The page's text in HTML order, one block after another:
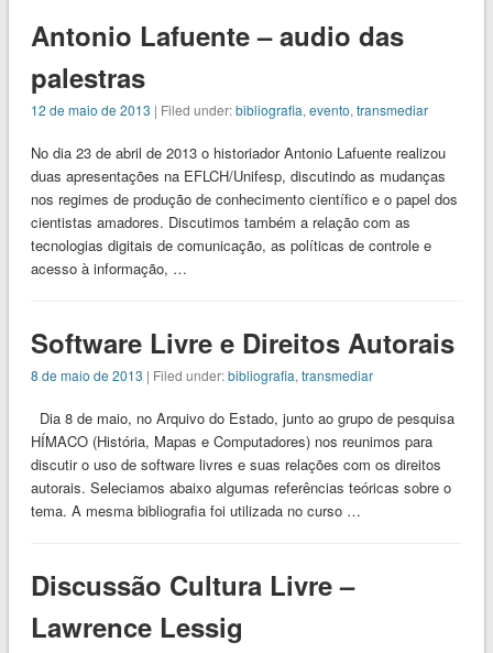
Antonio Lafuente – audio das
palestras
12 de maio de 2013 | Filed under:bibliografia, evento, transmediar
No dia 23 de abril de 2013 o historiador Antonio Lafuente realizou
duas apresentações na EFLCH/Unifesp, discutindo as mudanças
nos regimes de produção de conhecimento científico e o papel dos
cientistas amadores. Discutimos também a relação com as
tecnologias digitais de comunicação, as políticas de controle e
acesso à informação, …
Software Livre e Direitos Autorais
8 de maio de 2013 | Filed under:bibliografia, transmediar
Dia 8 de maio, no Arquivo do Estado, junto ao grupo de pesquisa
HÍMACO (História, Mapas e Computadores) nos reunimos para
discutir o uso de software livres e suas relações com os direitos
autorais. Seleciamos abaixo algumas referências teóricas sobre o
tema. A mesma bibliografia foi utilizada no curso …
Discussão Cultura Livre –
Lawrence Lessig